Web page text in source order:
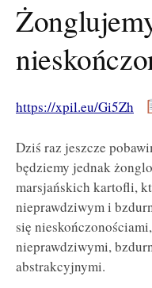
https://xpil.eu/Gi5Zh
Dziś raz jeszcze
będziemy jednak
marsjańskich kartofli,
nieprawdziwym i
się
nieprawdziwymi,
abstrakcyjnymi.